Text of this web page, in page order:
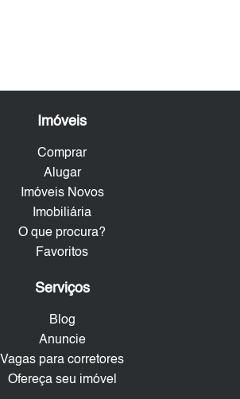
Imóveis
Comprar
Alugar
Imóveis Novos
Imobiliária
O que procura?
Favoritos
Serviços
Blog
Anuncie
Vagas para corretores
Ofereça seu imóvel